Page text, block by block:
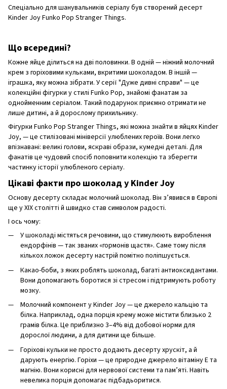
Спеціально для шанувальників серіалу був створений десерт
Kinder Joy Funko Pop Stranger Things.
Що всередині?
Кожне яйце ділиться на дві половинки. В одній — ніжний молочний
крем з горіховими кульками, вкритими шоколадом. В іншій —
іграшка, яку можна зібрати. У серії "Дуже дивні справи" — це
колекційні фігурки у стилі Funko Pop, знайомі фанатам за
однойменним серіалом. Такий подарунок приємно отримати не
лише дитині, а й дорослому прихильнику.
Фігурки Funko Pop Stranger Things, які можна знайти в яйцях Kinder
Joy, — це стилізовані мініверсії улюблених героїв. Вони легко
впізнавані: великі голови, яскраві образи, кумедні деталі. Для
фанатів це чудовий спосіб поповнити колекцію та зберегти
частинку історії улюбленого серіалу.
Цікаві факти про шоколад у Kinder Joy
Основу десерту складає молочний шоколад. Він з’явився в Європі
ще у XIX столітті й швидко став символом радості.
І ось чому:
У шоколаді містяться речовини, що стимулюють вироблення
ендорфінів — так званих «гормонів щастя». Саме тому після
кількох ложок десерту настрій помітно поліпшується.
Какао-боби, з яких роблять шоколад, багаті антиоксидантами.
Вони допомагають боротися зі стресом і підтримують роботу
мозку.
Молочний компонент у Kinder Joy — це джерело кальцію та
білка. Наприклад, одна порція крему може містити близько 2
грамів білка. Це приблизно 3–4% від добової норми для
дорослої людини, а для дитини ще більше.
Горіхові кульки не просто додають десерту хрускіт, а й
дарують енергію. Горіхи — це природне джерело вітаміну Е та
магнію. Вони корисні для нервової системи та пам’яті. Навіть
невелика порція допомагає підбадьоритися.